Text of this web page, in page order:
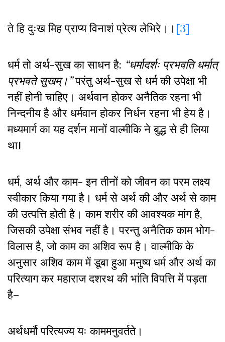
ते हि दुःख मिह प्राप्य विनाशं प्रेत्य लेभिरे।। [3]
धर्म तो अर्थ-सुख का साधन है: “धर्मादर्शः प्रभवति धर्मात्
प्रभवते सुखम्।”परंतु अर्थ-सुख से धर्म की उपेक्षा भी
नहीं होनी चाहिए। अर्थवान होकर अनैतिक रहना भी
निन्दनीय है और धर्मवान होकर निर्धन रहना भी हेय है।
मध्यमार्ग का यह दर्शन मानों वाल्मीकि ने बुद्ध से ही लिया
थाI
धर्म, अर्थ और काम- इन तीनों को जीवन का परम लक्ष्य
स्वीकार किया गया है। धर्म से अर्थ की और अर्थ से काम
की उत्पत्ति होती है। काम शरीर की आवश्यक मांग है,
जिसकी उपेक्षा संभव नहीं है। परन्तु अनैतिक काम भोग-
विलास है,जो काम का अशिव रूप है। वाल्मीकि के
अनुसार अशिव काम में डूबा हुआ मनुष्य धर्म और अर्थ का
परित्याग कर महाराज दशरथ की भांति विपत्ति में पड़ता
है–
अर्थधर्मौ परित्यज्य यः काममनुवर्तते।